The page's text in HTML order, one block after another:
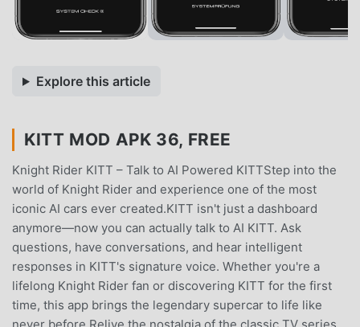
Explore this article
KITT MOD APK 36, FREE
Knight Rider KITT – Talk to AI Powered KITTStep into the
world of Knight Rider and experience one of the most
iconic AI cars ever created.KITT isn't just a dashboard
anymore—now you can actually talk to AI KITT. Ask
questions, have conversations, and hear intelligent
responses in KITT's signature voice. Whether you're a
lifelong Knight Rider fan or discovering KITT for the first
time, this app brings the legendary supercar to life like